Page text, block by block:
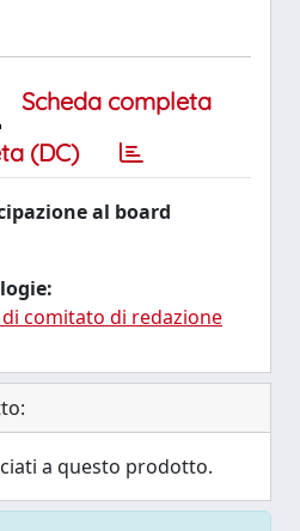
Scheda completa
(DC)
al board
comitato di redazione
a questo prodotto.